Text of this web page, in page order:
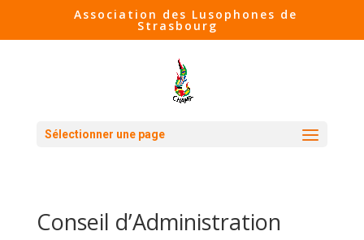
Association des Lusophones de
Strasbourg
Sélectionner une page
Conseil d’Administration